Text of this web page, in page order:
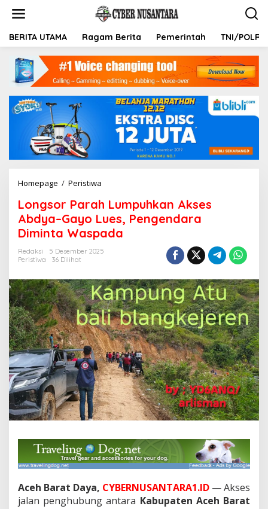
t
BERITA UTAMA Ragam Berita Pemerintah TNI/POLRI
Homepage / Peristiwa
n
g
s
o
r
r
a
h
L
u
m
p
u
h
k
a
n
A
k
e
s
A
d
a
Longsor Parah Lumpuhkan Akses
Abdya–Gayo Lues, Pengendara
Diminta Waspada
Redaksi
5 Desember 2025
Peristiwa
36 Dilihat
Aceh Barat Daya, CYBERNUSANTARA1.ID — Akses
jalan penghubung antara Kabupaten Aceh Barat